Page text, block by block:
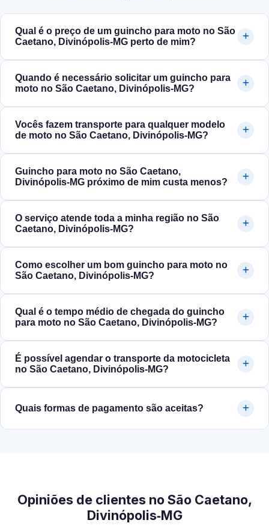
Qual é o preço de um guincho para moto no São
Caetano, Divinópolis‑MG perto de mim?
Quando é necessário solicitar um guincho para
moto no São Caetano, Divinópolis‑MG?
Vocês fazem transporte para qualquer modelo
de moto no São Caetano, Divinópolis‑MG?
Guincho para moto no São Caetano,
Divinópolis‑MG próximo de mim custa menos?
O serviço atende toda a minha região no São
Caetano, Divinópolis‑MG?
Como escolher um bom guincho para moto no
São Caetano, Divinópolis‑MG?
Qual é o tempo médio de chegada do guincho
para moto no São Caetano, Divinópolis‑MG?
É possível agendar o transporte da motocicleta
no São Caetano, Divinópolis‑MG?
Quais formas de pagamento são aceitas?
Opiniões de clientes no São Caetano,
Divinópolis‑MG